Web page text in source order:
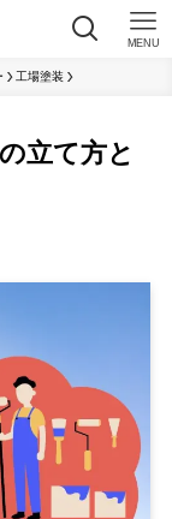
MENU
工場塗装
立て方と